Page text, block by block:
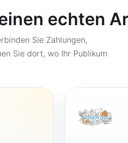
echten
Sie Zahlungen,
Sie dort, wo Ihr Publikum